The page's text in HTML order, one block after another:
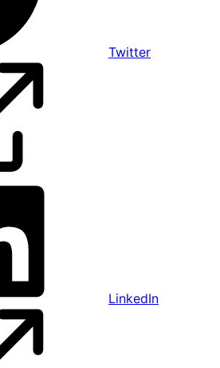
Twitter
LinkedIn